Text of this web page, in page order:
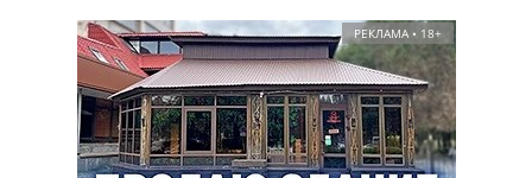
РЕКЛАМА • 18+